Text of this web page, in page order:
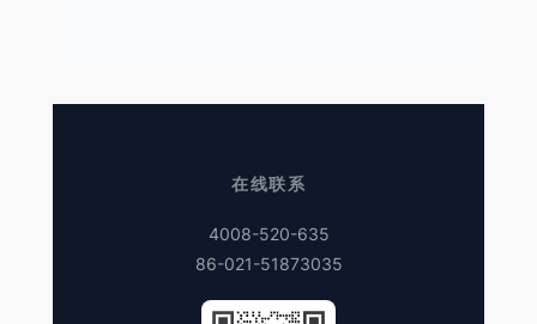
在线联系
4008-520-635
86-021-51873035